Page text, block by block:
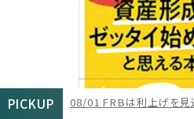
PICKUP 08/06
08/05
08/01 FRBは利上げを見送ったのでは
07/30